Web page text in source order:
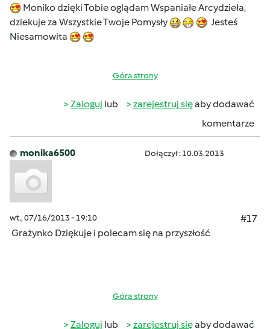
Moniko dzięki Tobie oglądam Wspaniałe Arcydzieła,
dziekuje za Wszystkie Twoje Pomysły
Jesteś
Niesamowita
Góra strony
Zaloguj lub zarejestruj sięaby dodawać
komentarze
monika6500 Dołączył : 10.03.2013
wt., 07/16/2013 - 19:10
#17
Grażynko Dziękuje i polecam się na przyszłość
Góra strony
Zaloguj lub zarejestruj sięaby dodawać